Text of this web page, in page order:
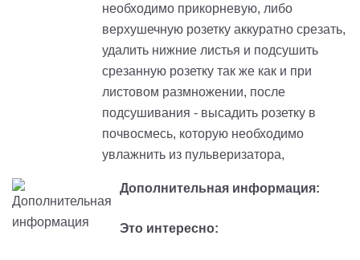
необходимо прикорневую, либо
верхушечную розетку аккуратно срезать,
удалить нижние листья и подсушить
срезанную розетку так же как и при
листовом размножении, после
подсушивания - высадить розетку в
почвосмесь, которую необходимо
увлажнить из пульверизатора,
Дополнительная информация:
Это интересно: